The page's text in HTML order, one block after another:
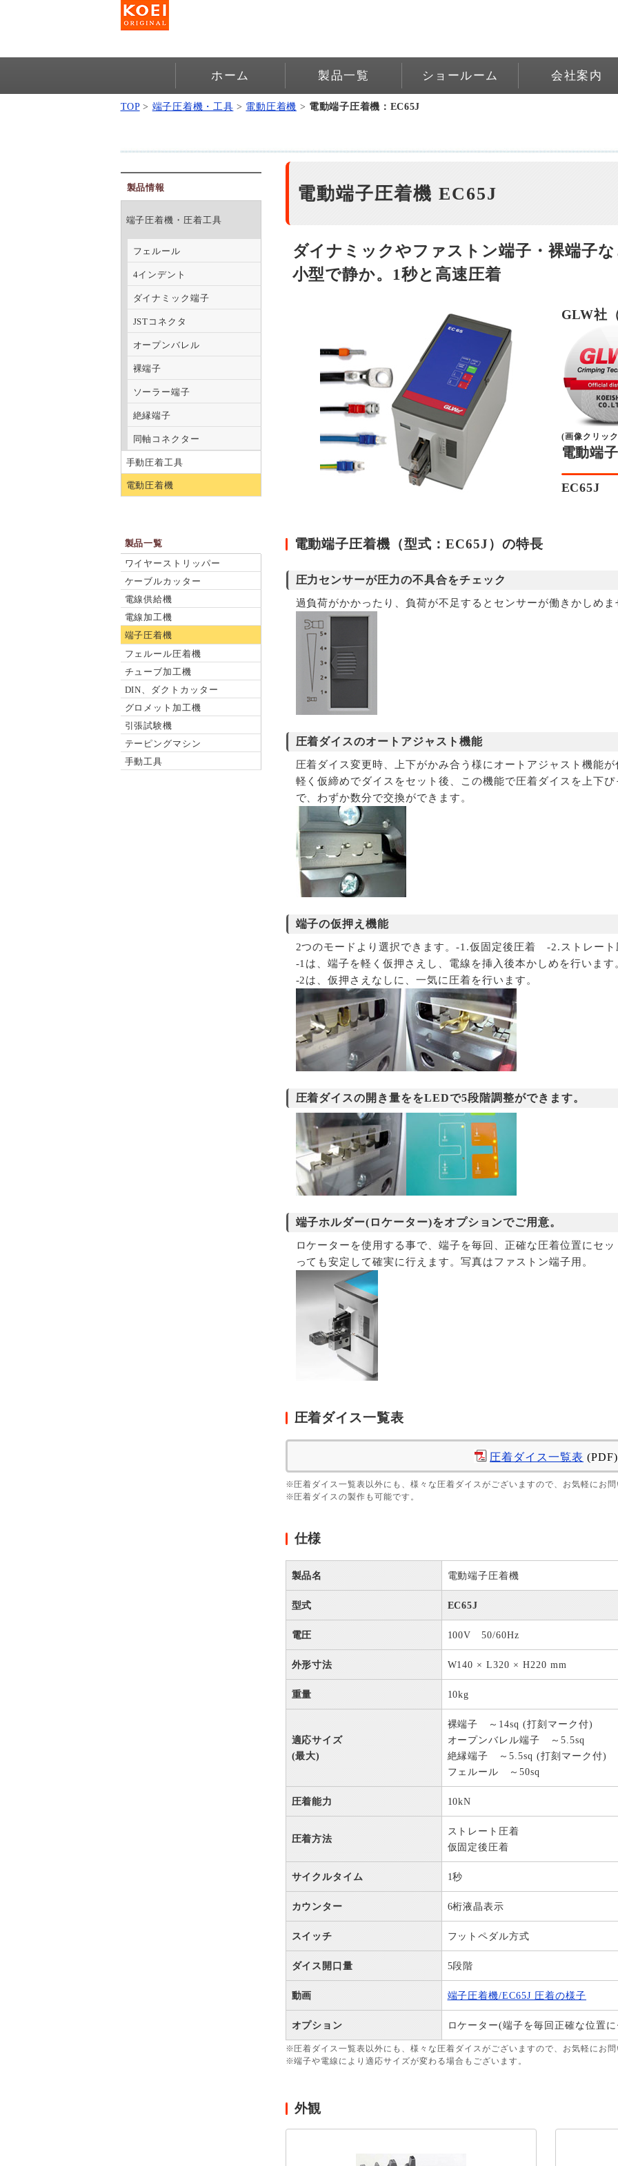
ホーム 製品一覧 ショールーム 会社案内
TOP> 端子圧着機・工具 > 電動圧着機 > 電動端子圧着機：EC65J
製品情報
端子圧着機・圧着工具
フェルール
4インデント
ダイナミック端子
JSTコネクタ
オープンバレル
裸端子
ソーラー端子
絶縁端子
同軸コネクター
手動圧着工具
電動圧着機
電動端子圧着機 EC65J
ダイナミックやファストン端子・裸端子な
小型で静か。1秒と高速圧着
GLW社
(画像クリッ
電動端
EC65J
電動端子圧着機（型式：EC65J）の特長
圧力センサーが圧力の不具合をチェック
過負荷がかかったり、負荷が不足するとセンサーが働きかしめま
圧着ダイスのオートアジャスト機能
圧着ダイス変更時、上下がかみ合う様にオートアジャスト機能が
軽く仮締めでダイスをセット後、この機能で圧着ダイスを上下
で、わずか数分で交換ができます。
端子の仮押え機能
2つのモードより選択できます。-1.仮固定後圧着 -2.ストレート
-1は、端子を軽く仮押さえし、電線を挿入後本かしめを行います
-2は、仮押さえなしに、一気に圧着を行います。
圧着ダイスの開き量ををLEDで5段階調整ができます。
端子ホルダー(ロケーター)をオプションでご用意。
ロケーターを使用する事で、端子を毎回、正確な圧着位置にセ
っても安定して確実に行えます。写真はファストン端子用。
圧着ダイス一覧表
圧着ダイス一覧表 (PDF)
※圧着ダイス一覧表以外にも、様々な圧着ダイスがございますので、お気軽にお問
※圧着ダイスの製作も可能です。
仕様
製品名 電動端子圧着機
型式 EC65J
電圧 100V 50/60Hz
外形寸法 W140 × L320 × H220 mm
重量 10kg
適応サイズ
(最大)
裸端子 ～14sq (打刻マーク付)
オープンバレル端子 ～5.5sq
絶縁端子 ～5.5sq (打刻マーク付)
フェルール ～50sq
圧着能力 10kN
圧着方法
ストレート圧着
仮固定後圧着
サイクルタイム 1秒
カウンター 6桁液晶表示
スイッチ フットペダル方式
ダイス開口量 5段階
動画 端子圧着機/EC65J 圧着の様子
オプション ロケーター(端子を毎回正確な位置
※圧着ダイス一覧表以外にも、様々な圧着ダイスがございますので、お気軽にお問
※端子や電線により適応サイズが変わる場合もございます。
外観
製品一覧
ワイヤーストリッパー
ケーブルカッター
電線供給機
電線加工機
端子圧着機
フェルール圧着機
チューブ加工機
DIN、ダクトカッター
グロメット加工機
引張試験機
テーピングマシン
手動工具